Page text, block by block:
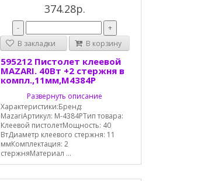
374.28р.
-
+
В закладки
В корзину
595212 Пистолет клеевой
MAZARI. 40Вт +2 стержня в
компл.,11мм,М4384Р
Развернуть описание
Характеристики:Бренд:
MazariАртикул: M-4384РТип товара:
Клеевой пистолетМощность: 40
ВтДиаметр клеевого стержня: 11
ммКомплектация: 2
стержняМатериал ...